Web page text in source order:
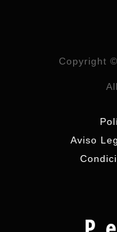
Copyright
Aviso